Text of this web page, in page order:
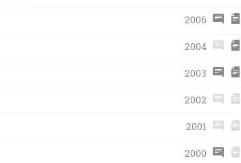
2006
2004
2003
2002
2001
2000